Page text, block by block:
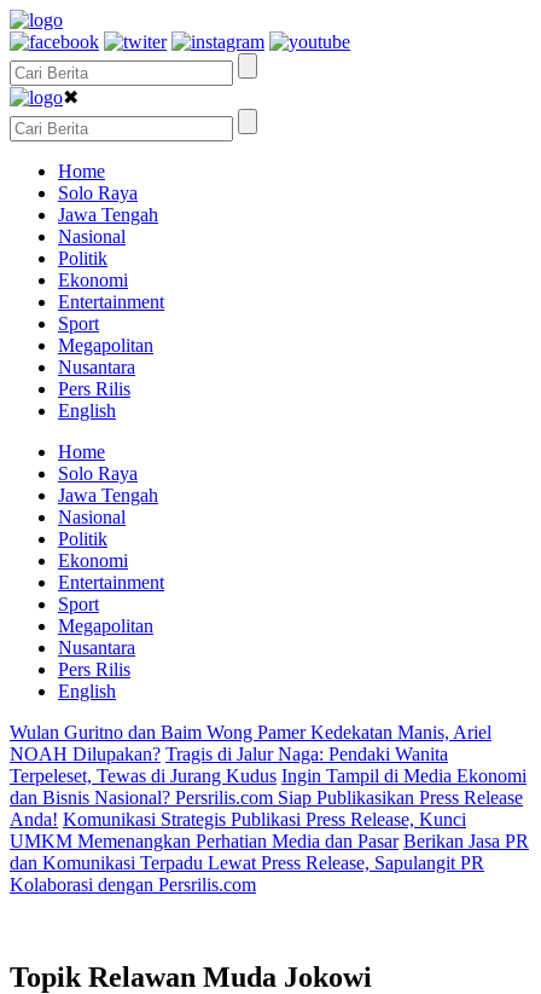
✖
Home
Solo Raya
Jawa Tengah
Nasional
Politik
Ekonomi
Entertainment
Sport
Megapolitan
Nusantara
Pers Rilis
English
Home
Solo Raya
Jawa Tengah
Nasional
Politik
Ekonomi
Entertainment
Sport
Megapolitan
Nusantara
Pers Rilis
English
Wulan Guritno dan Baim Wong Pamer Kedekatan Manis, Ariel
NOAH Dilupakan? Tragis di Jalur Naga: Pendaki Wanita
Terpeleset, Tewas di Jurang Kudus Ingin Tampil di Media Ekonomi
dan Bisnis Nasional? Persrilis.com Siap Publikasikan Press Release
Anda! Komunikasi Strategis Publikasi Press Release, Kunci
UMKM Memenangkan Perhatian Media dan Pasar Berikan Jasa PR
dan Komunikasi Terpadu Lewat Press Release, Sapulangit PR
Kolaborasi dengan Persrilis.com
Topik Relawan Muda Jokowi